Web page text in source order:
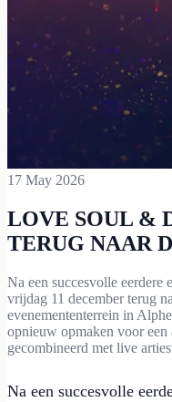
17 May 2026
LOVE SOUL &
TERUG NAAR
Na een succesvolle
vrijdag 11 december terug
evenemententerrein in
opnieuw opmaken voor
gecombineerd met live
Na een succesvolle